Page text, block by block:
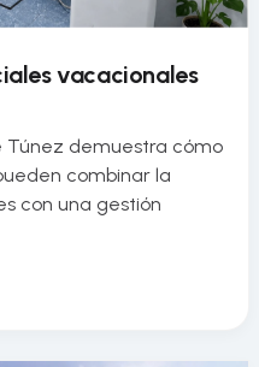
vacacionales
Túnez demuestra cómo
combinar la
con una gestión